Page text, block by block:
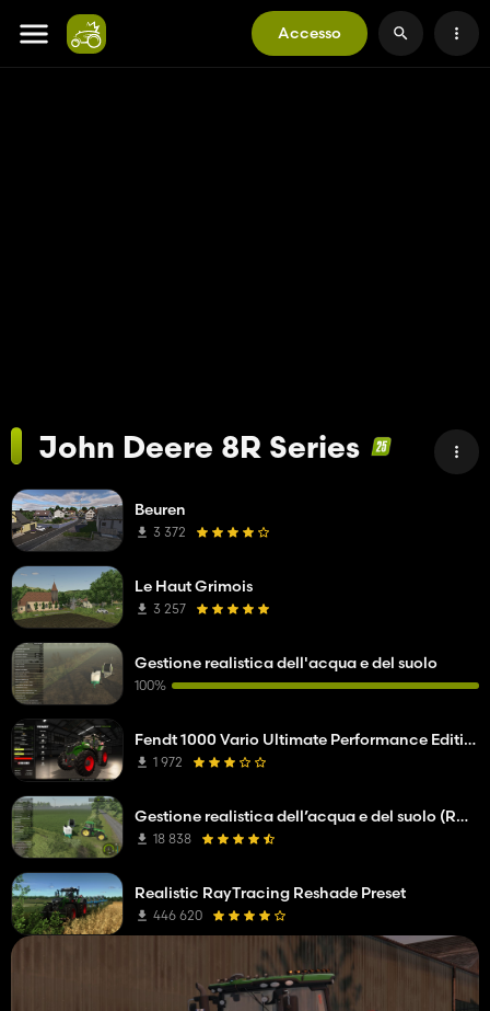
Accesso
John Deere 8R Series
Beuren
3 372
Le Haut Grimois
3 257
Gestione realistica dell'acqua e del suolo
100%
Fendt 1000 Vario Ultimate Performance Edition
1 972
Gestione realistica dell’acqua e del suolo (RWSM)
18 838
Realistic RayTracing Reshade Preset
446 620